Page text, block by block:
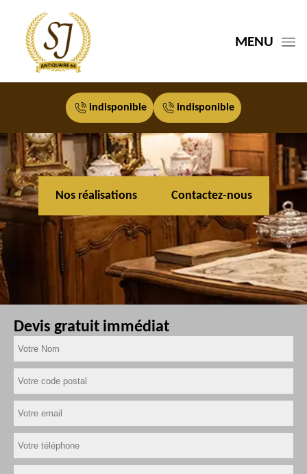
MENU
indisponible indisponible
Nos réalisations Contactez-nous
Devis gratuit immédiat